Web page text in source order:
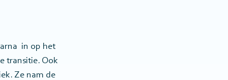
in op het
transitie. Ook
Ze nam de